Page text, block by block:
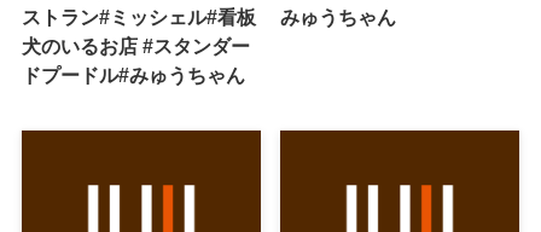
ストラン#ミッシェル#看板
犬のいるお店 #スタンダー
ドプードル#みゅうちゃん
みゅうちゃん